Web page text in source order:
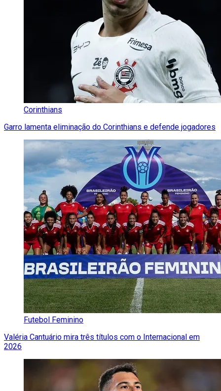
Corinthians
Garro lamenta eliminação do Corinthians e defende jogadores
Futebol Feminino
Valéria Cantuário mira três títulos com o Internacional em
2026